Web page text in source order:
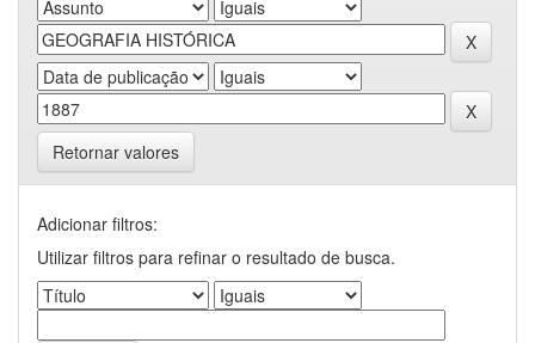
Retornar valores
Adicionar filtros:
Utilizar filtros para refinar o resultado de busca.